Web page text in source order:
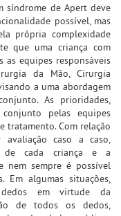
síndrome de Apert deve
possível, mas
própria complexidade
que uma criança com
as equipes responsáveis
da Mão, Cirurgia
a uma abordagem
As prioridades,
pelas equipes
tratamento. Com relação
caso a caso,
de cada criança e a
nem sempre é possível
Em algumas situações,
em virtude da
de todos os dedos,